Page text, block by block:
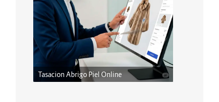
Tasacion Abrigo Piel Online